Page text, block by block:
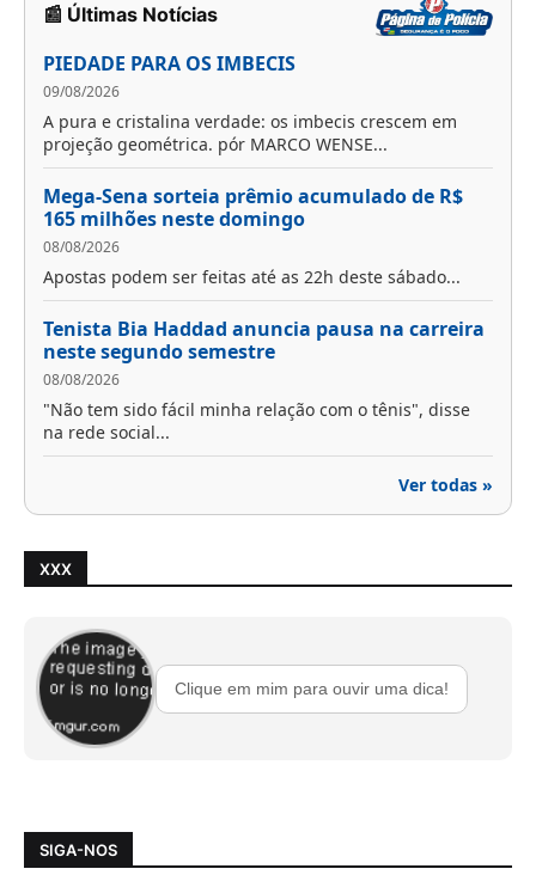
📰 Últimas Notícias
PIEDADE PARA OS IMBECIS
09/08/2026
A pura e cristalina verdade: os imbecis crescem em
projeção geométrica. pór MARCO WENSE...
Mega-Sena sorteia prêmio acumulado de R$
165 milhões neste domingo
08/08/2026
Apostas podem ser feitas até as 22h deste sábado...
Tenista Bia Haddad anuncia pausa na carreira
neste segundo semestre
08/08/2026
"Não tem sido fácil minha relação com o tênis", disse
na rede social...
Ver todas »
XXX
Clique em mim para ouvir uma dica!
SIGA-NOS